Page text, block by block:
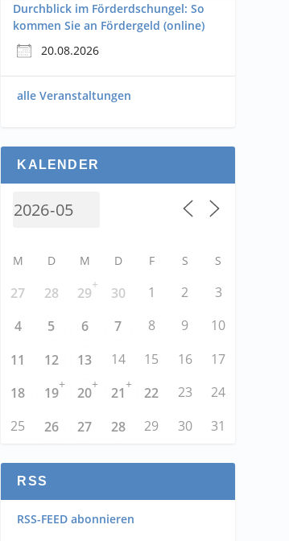
Durchblick im Förderdschungel: So
kommen Sie an Fördergeld (online)
20.08.2026
alle Veranstaltungen
KALENDER
M D M D F S S
27 28 29
+
30 1 2
3
4
5 6 7 8 9
10
11
12 13 14 15 16
17
18
19
+
20
+
21
+
22 23
24
25
26 27 28 29 30 31
RSS
RSS-FEED abonnieren